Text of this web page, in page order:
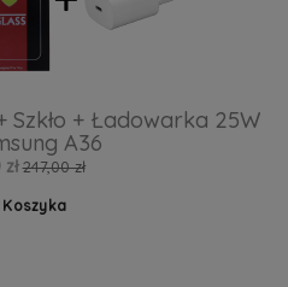
Szkło + Ładowarka 25W
A36
247,00 zł
Koszyka